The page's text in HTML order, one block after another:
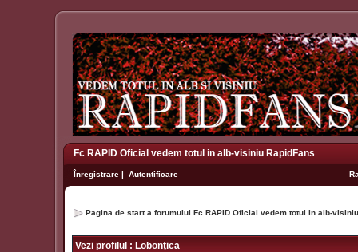
Fc RAPID Oficial vedem totul in alb-visiniu RapidFans
Înregistrare | Autentificare
Pagina de start a forumului Fc RAPID Oficial vedem totul in alb-
Vezi profilul : Lobonţica